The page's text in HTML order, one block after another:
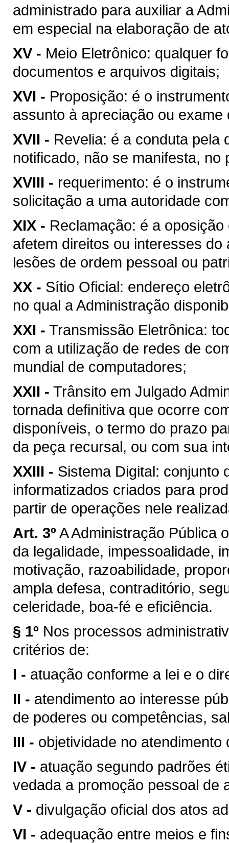
administrado para auxiliar a
em especial na elaboração de
XV - Meio Eletrônico: qualquer
documentos e arquivos digitais;
XVI - Proposição: é o
assunto à apreciação ou
XVII - Revelia: é a conduta pela
notificado, não se manifesta, no
XVIII - requerimento: é o
solicitação a uma autoridade
XIX - Reclamação: é a
afetem direitos ou interesses
lesões de ordem pessoal ou
XX - Sítio Oficial: endereço
no qual a Administração
XXI - Transmissão Eletrônica:
com a utilização de redes de
mundial de computadores;
XXII - Trânsito em Julgado
tornada definitiva que ocorre
disponíveis, o termo do prazo
da peça recursal, ou com sua
XXIII - Sistema Digital: conjunto
informatizados criados para
partir de operações nele
Art. 3º A Administração Pública
da legalidade, impessoalidade,
motivação, razoabilidade,
ampla defesa, contraditório,
celeridade, boa-fé e eficiência.
§ 1º Nos processos
critérios de:
I - atuação conforme a lei e o
II - atendimento ao interesse
de poderes ou competências,
III - objetividade no atendimento
IV - atuação segundo padrões
vedada a promoção pessoal de
V - divulgação oficial dos atos
VI - adequação entre meios e